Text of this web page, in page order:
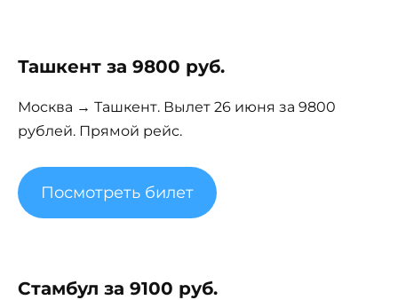
Ташкент за 9800 руб.
Москва → Ташкент. Вылет 26 июня за 9800
рублей. Прямой рейс.
Посмотреть билет
Стамбул за 9100 руб.